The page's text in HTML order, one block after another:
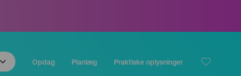
Opdag Planlæg Praktiske oplysninger